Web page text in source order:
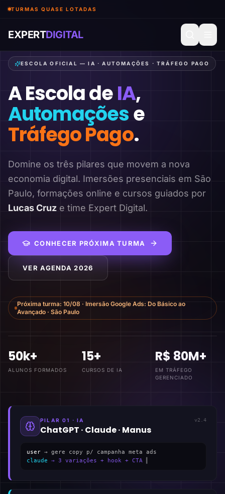
TURMAS QUASE LOTADAS
EXPERTDIGITAL
ESCOLA OFICIAL — IA · AUTOMAÇÕES · TRÁFEGO PAGO
A Escola deIA,
Automaçõese
Tráfego Pago.
Domine os três pilares que movem a nova
economia digital. Imersões presenciais em São
Paulo, formações online e cursos guiados por
Lucas Cruz e time Expert Digital.
CONHECER PRÓXIMA TURMA
VER AGENDA 2026
Próxima turma: 10/08 · Imersão Google Ads: Do Básico ao
Avançado · São Paulo
50k+
ALUNOS FORMADOS
15+
CURSOS DE IA
R$ 80M+
EM TRÁFEGO
GERENCIADO
PILAR 01 · IA
ChatGPT · Claude · Manus
v2.4
user → gere copy p/ campanha meta ads
claude → 3 variações + hook + CTA